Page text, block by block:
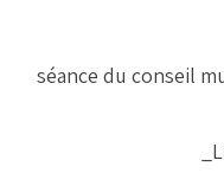
séance du conseil